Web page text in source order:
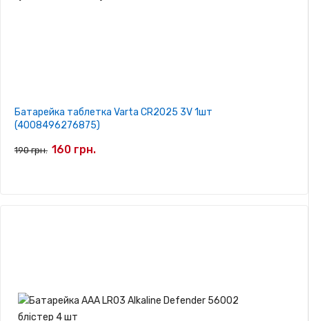
Батарейка таблетка Varta CR2025 3V 1шт
(4008496276875)
190 грн. 160 грн.